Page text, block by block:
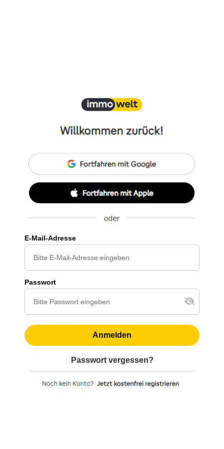
E-Mail-Adresse
Passwort
Anmelden
Passwort vergessen?